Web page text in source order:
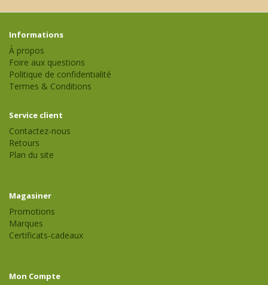
Informations
À propos
Foire aux questions
Politique de confidentialité
Termes & Conditions
Service client
Contactez-nous
Retours
Plan du site
Magasiner
Promotions
Marques
Certificats-cadeaux
Mon Compte